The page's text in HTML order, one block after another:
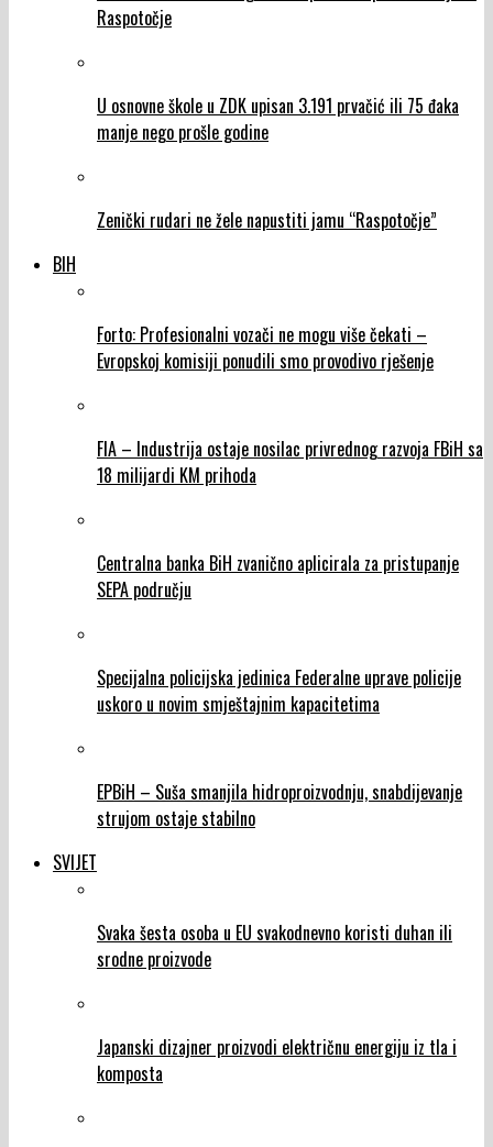
Raspotočje
U osnovne škole u ZDK upisan 3.191 prvačić ili 75 đaka
manje nego prošle godine
Zenički rudari ne žele napustiti jamu “Raspotočje”
BIH
Forto: Profesionalni vozači ne mogu više čekati –
Evropskoj komisiji ponudili smo provodivo rješenje
FIA – Industrija ostaje nosilac privrednog razvoja FBiH sa
18 milijardi KM prihoda
Centralna banka BiH zvanično aplicirala za pristupanje
SEPA području
Specijalna policijska jedinica Federalne uprave policije
uskoro u novim smještajnim kapacitetima
EPBiH – Suša smanjila hidroproizvodnju, snabdijevanje
strujom ostaje stabilno
SVIJET
Svaka šesta osoba u EU svakodnevno koristi duhan ili
srodne proizvode
Japanski dizajner proizvodi električnu energiju iz tla i
komposta